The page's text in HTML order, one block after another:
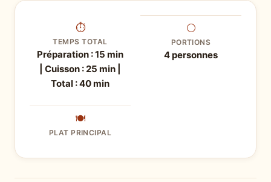
⏱
TEMPS TOTAL
Préparation : 15 min
| Cuisson : 25 min |
Total : 40 min
⚪
PORTIONS
4 personnes
🍽
PLAT PRINCIPAL